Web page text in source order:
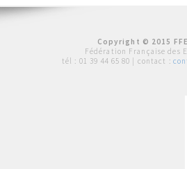
Copyright © 2015
Fédération Française des
tél : 01 39 44 65 80 | contact :